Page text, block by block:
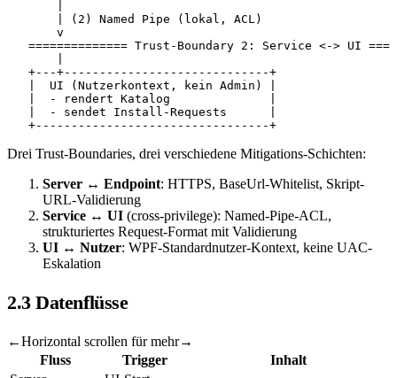
       | (2) Named Pipe (lokal, ACL)
       v
============== Trust-Boundary 2: Service <-> UI
   +---+-----------------------------+
   |  UI (Nutzerkontext, kein Admin) |
   |  - rendert Katalog              |
   |  - sendet Install-Requests      |
   +---------------------------------+
Drei Trust-Boundaries, drei verschiedene Mitigations-Schichten:
Server ↔ Endpoint: HTTPS, BaseUrl-Whitelist, Skript-
URL-Validierung
Service ↔ UI (cross-privilege): Named-Pipe-ACL,
strukturiertes Request-Format mit Validierung
UI ↔ Nutzer: WPF-Standardnutzer-Kontext, keine UAC-
Eskalation
2.3 Datenflüsse
←Horizontal scrollen für mehr→
Fluss
Trigger
Inhalt